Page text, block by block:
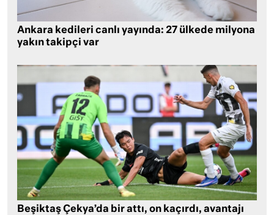
Ankara kedileri canlı yayında: 27 ülkede milyona
yakın takipçi var
Beşiktaş Çekya’da bir attı, on kaçırdı, avantajı